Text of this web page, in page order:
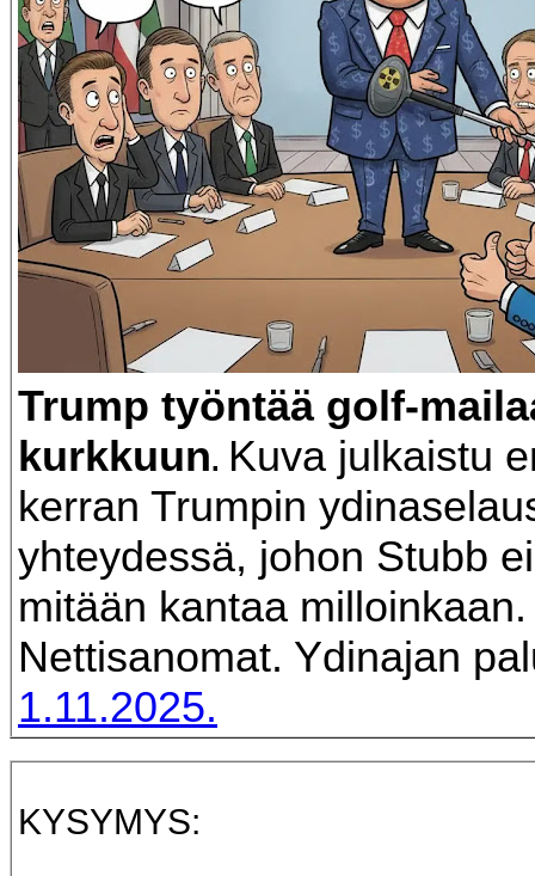
Trump työntää golf-
kurkkuun. Kuva julkaistu
kerran Trumpin
yhteydessä, johon Stubb
mitään kantaa milloinkaan.
Nettisanomat. Ydinajan
1.11.2025.
KYSYMYS: